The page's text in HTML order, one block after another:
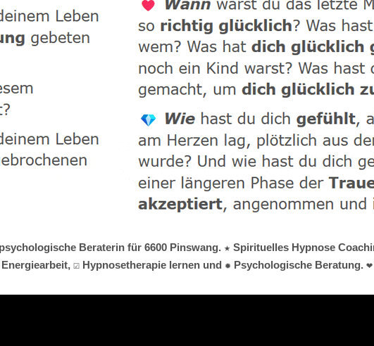
Beraterin für 6600 Pinswang. ★ Spirituelles Hypnose
☑️ Hypnosetherapie lernen und ✹ Psychologische Beratung.